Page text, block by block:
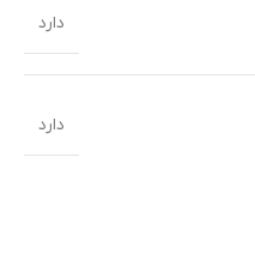
دارد
دارد